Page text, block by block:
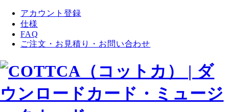
アカウント登録
仕様
FAQ
ご注文・お見積り・お問い合わせ